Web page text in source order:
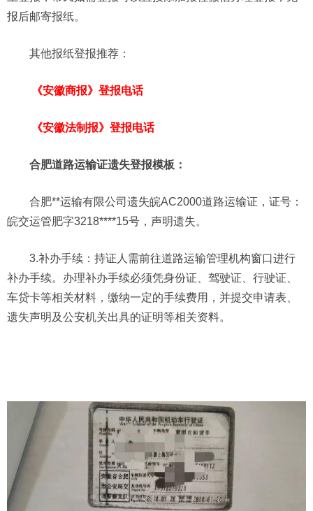
报后邮寄报纸。
其他报纸登报推荐：
《安徽商报》登报电话
《安徽法制报》登报电话
合肥道路运输证遗失登报模板：
合肥**运输有限公司遗失皖AC2000道路运输证，证号：
皖交运管肥字3218****15号，声明遗失。
3.补办手续：持证人需前往道路运输管理机构窗口进行
补办手续。办理补办手续必须凭身份证、驾驶证、行驶证、
车贷卡等相关材料，缴纳一定的手续费用，并提交申请表、
遗失声明及公安机关出具的证明等相关资料。